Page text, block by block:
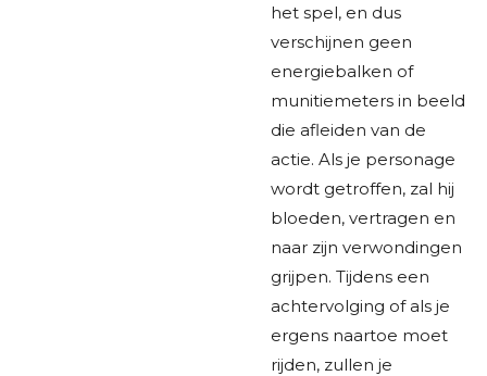
het spel, en dus
verschijnen geen
energiebalken of
munitiemeters in beeld
die afleiden van de
actie. Als je personage
wordt getroffen, zal hij
bloeden, vertragen en
naar zijn verwondingen
grijpen. Tijdens een
achtervolging of als je
ergens naartoe moet
rijden, zullen je